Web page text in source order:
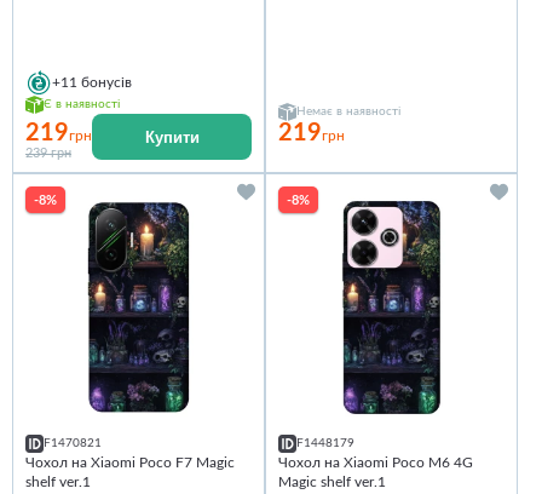
+11 бонусів
Є в наявності
219грн
239 грн
Купити
Немає в наявності
219грн
-8%
F1470821
Чохол на Xiaomi Poco F7 Magic
shelf ver.1
-8%
F1448179
Чохол на Xiaomi Poco M6 4G
Magic shelf ver.1